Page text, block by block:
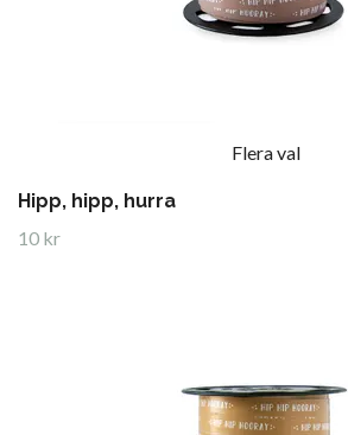
Flera val
Hipp, hipp, hurra
10 kr